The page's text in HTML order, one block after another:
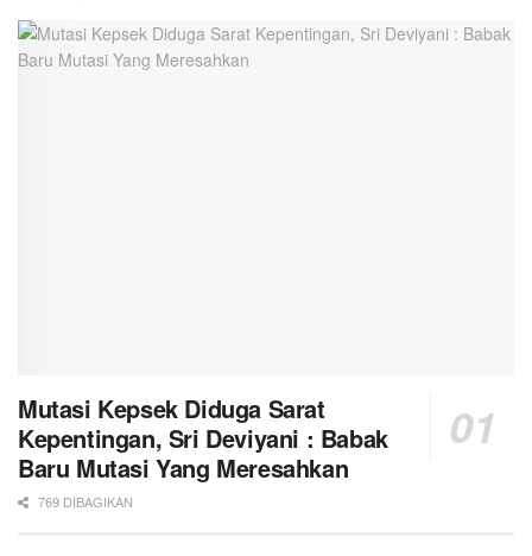
Mutasi Kepsek Diduga Sarat
Kepentingan, Sri Deviyani : Babak
Baru Mutasi Yang Meresahkan
769 DIBAGIKAN